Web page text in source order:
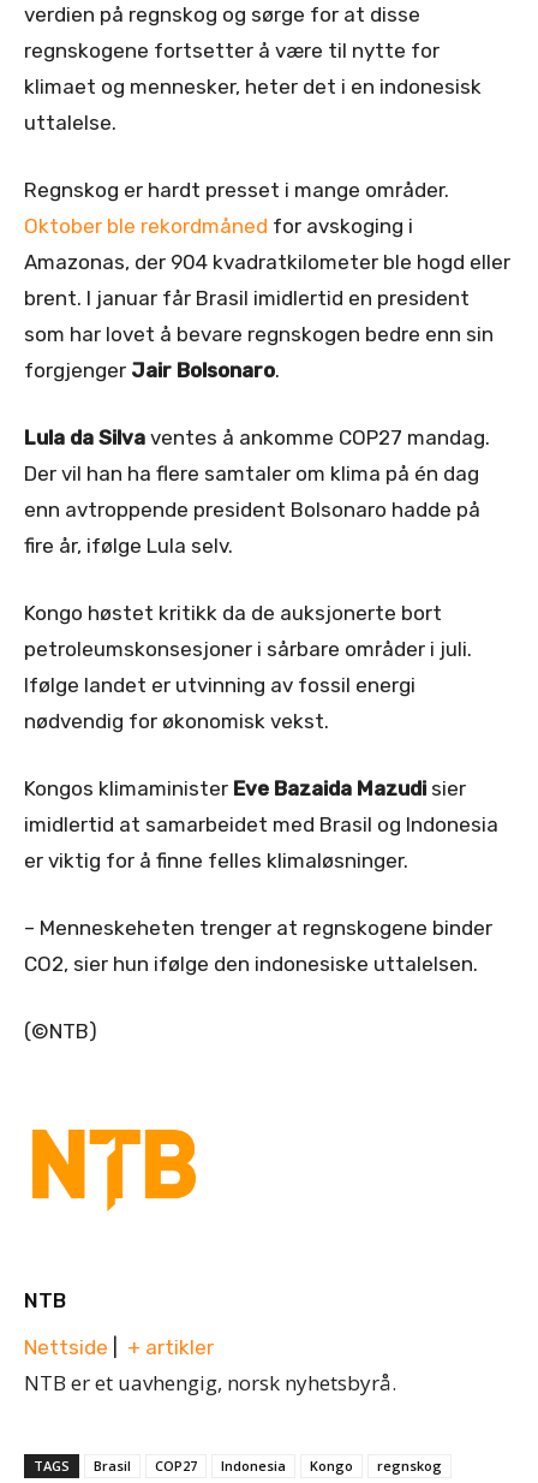
verdien på regnskog og sørge for at disse
regnskogene fortsetter å være til nytte for
klimaet og mennesker, heter det i en indonesisk
uttalelse.
Regnskog er hardt presset i mange områder.
Oktober ble rekordmåned for avskoging i
Amazonas, der 904 kvadratkilometer ble hogd eller
brent. I januar får Brasil imidlertid en president
som har lovet å bevare regnskogen bedre enn sin
forgjenger Jair Bolsonaro.
Lula da Silva ventes å ankomme COP27 mandag.
Der vil han ha flere samtaler om klima på én dag
enn avtroppende president Bolsonaro hadde på
fire år, ifølge Lula selv.
Kongo høstet kritikk da de auksjonerte bort
petroleumskonsesjoner i sårbare områder i juli.
Ifølge landet er utvinning av fossil energi
nødvendig for økonomisk vekst.
Kongos klimaminister Eve Bazaida Mazudi sier
imidlertid at samarbeidet med Brasil og Indonesia
er viktig for å finne felles klimaløsninger.
– Menneskeheten trenger at regnskogene binder
CO2, sier hun ifølge den indonesiske uttalelsen.
(©NTB)
NTB
Nettside
+ artikler
NTB er et uavhengig, norsk nyhetsbyrå.
TAGS Brasil COP27 Indonesia Kongo regnskog